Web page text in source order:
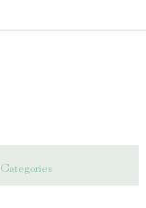
Categories